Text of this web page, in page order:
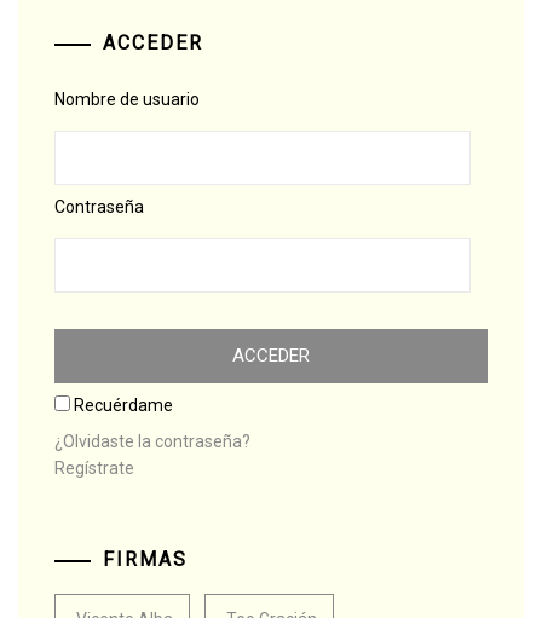
ACCEDER
Nombre de usuario
Contraseña
Recuérdame
¿Olvidaste la contraseña?
Regístrate
FIRMAS